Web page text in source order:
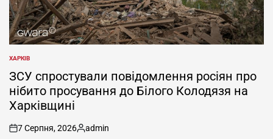
ОПУБЛІКУВАТИ
У
ХАРКІВ
ЗСУ спростували повідомлення росіян про
нібито просування до Білого Колодязя на
Харківщині
on
7 Серпня, 2026
Опубліковано
admin